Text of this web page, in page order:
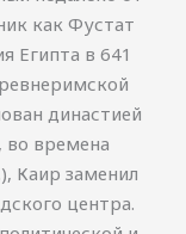
как Фустат
Египта в 641
династией
времена
Каир заменил
центра.